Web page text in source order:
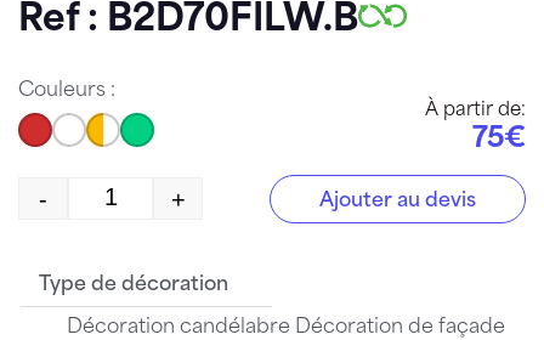
Ref : B2D70FILW.B
Couleurs :
À partir de:
75€
quantité de B2D70FILW.B
- + Ajouter au devis
Type de décoration
Décoration candélabre Décoration de façade